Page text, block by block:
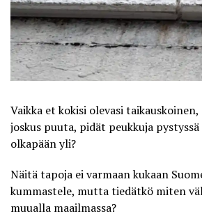
Vaikka et kokisi olevasi
joskus puuta, pidät peukkuja
olkapään yli?
Näitä tapoja ei varmaan kukaan
kummastele, mutta tiedätkö miten
muualla maailmassa?